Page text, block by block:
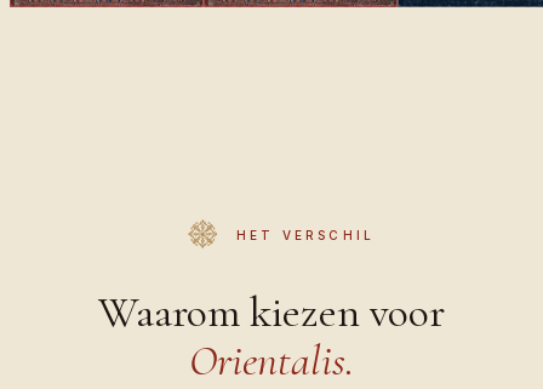
HET VERSCHIL
Waarom kiezen voor
Orientalis.